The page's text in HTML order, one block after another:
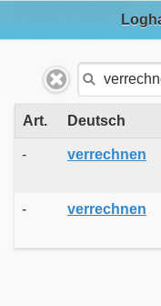
Art. Deutsch
- verrechnen
- verrechnen